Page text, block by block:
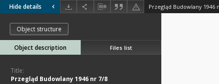
Hide details Przegląd Budowlany 1946
Object structure
Object description Files list
Title:
Przegląd Budowlany 1946 nr 7/8